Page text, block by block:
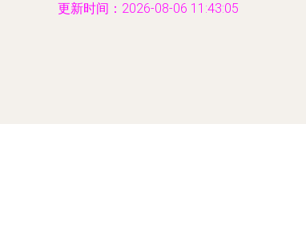
更新时间：2026-08-06 11:43:05